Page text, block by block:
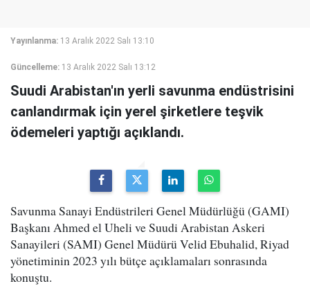
Yayınlanma: 13 Aralık 2022 Salı 13:10
Güncelleme: 13 Aralık 2022 Salı 13:12
Suudi Arabistan'ın yerli savunma endüstrisini
canlandırmak için yerel şirketlere teşvik
ödemeleri yaptığı açıklandı.
Savunma Sanayi Endüstrileri Genel Müdürlüğü (GAMI)
Başkanı Ahmed el Uheli ve Suudi Arabistan Askeri
Sanayileri (SAMI) Genel Müdürü Velid Ebuhalid, Riyad
yönetiminin 2023 yılı bütçe açıklamaları sonrasında
konuştu.